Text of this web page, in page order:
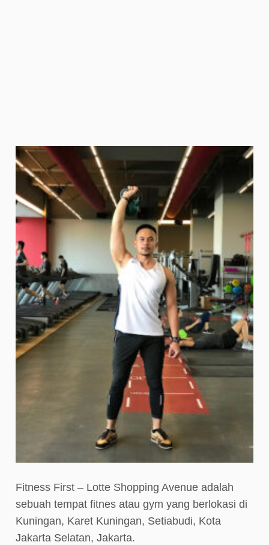
Fitness First – Lotte Shopping Avenue adalah
sebuah tempat fitnes atau gym yang berlokasi di
Kuningan, Karet Kuningan, Setiabudi, Kota
Jakarta Selatan, Jakarta.